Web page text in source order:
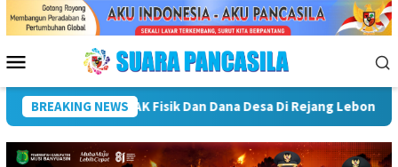
Menu
Mobile
BREAKING NEWS
Bupati Rejang Lebong Terima Audiensi Rumah Psikologi,